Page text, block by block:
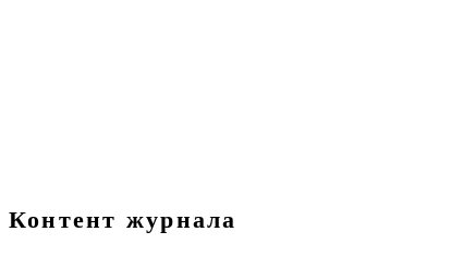
Контент журнала